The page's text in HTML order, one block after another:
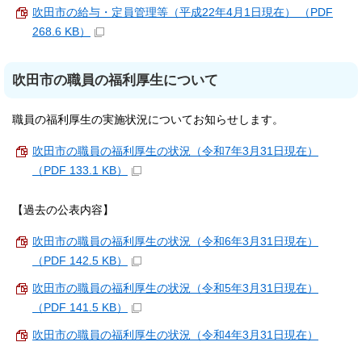
吹田市の給与・定員管理等（平成22年4月1日現在） （PDF
268.6 KB）
吹田市の職員の福利厚生について
職員の福利厚生の実施状況についてお知らせします。
吹田市の職員の福利厚生の状況（令和7年3月31日現在）
（PDF 133.1 KB）
【過去の公表内容】
吹田市の職員の福利厚生の状況（令和6年3月31日現在）
（PDF 142.5 KB）
吹田市の職員の福利厚生の状況（令和5年3月31日現在）
（PDF 141.5 KB）
吹田市の職員の福利厚生の状況（令和4年3月31日現在）